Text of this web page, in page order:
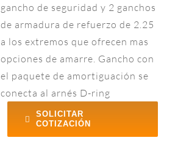
gancho de seguridad y 2 ganchos
de armadura de refuerzo de 2.25
a los extremos que ofrecen mas
opciones de amarre. Gancho con
el paquete de amortiguación se
conecta al arnés D-ring
SOLICITAR
COTIZACIÓN